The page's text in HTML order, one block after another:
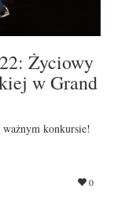
Życiowy
w Grand
konkursie!
0